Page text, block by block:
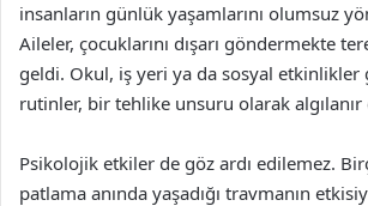
insanların günlük yaşamlarını olumsuz
Aileler, çocuklarını dışarı göndermekte
geldi. Okul, iş yeri ya da sosyal
rutinler, bir tehlike unsuru olarak algılanır
Psikolojik etkiler de göz ardı edilemez.
patlama anında yaşadığı travmanın